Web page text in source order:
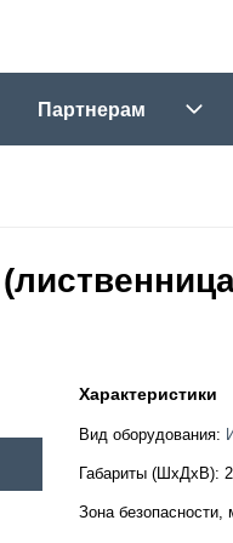
Партнерам
Характеристики
Вид оборудования:
Габариты (ШхДхВ):
Зона безопасности,